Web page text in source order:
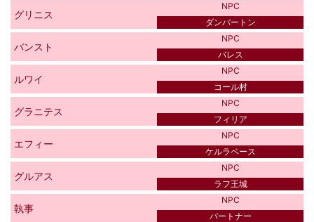
グリニス
NPC
ダンバートン
バンスト
NPC
バレス
ルワイ
NPC
コール村
グラニテス
NPC
フィリア
エフィー
NPC
ケルラベース
グルアス
NPC
ラフ王城
執事
NPC
パートナー